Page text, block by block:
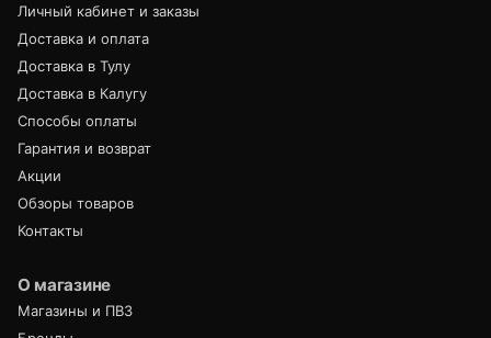
Личный кабинет и заказы
Доставка и оплата
Доставка в Тулу
Доставка в Калугу
Способы оплаты
Гарантия и возврат
Акции
Обзоры товаров
Контакты
О магазине
Магазины и ПВЗ